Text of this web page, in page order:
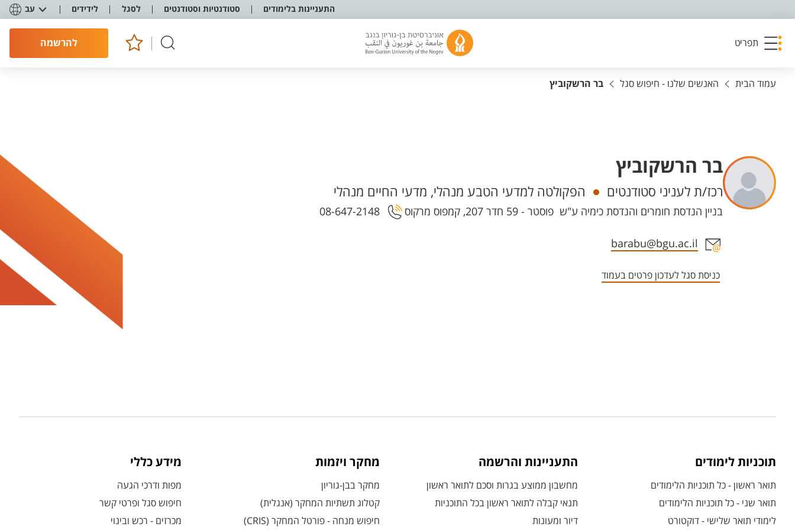
התעניינות בלימודים סטודנטיות וסטודנטים לסגל לידידים עב
תפריט להרשמה
עמוד הבית האנשים שלנו - חיפוש סגל בר הרשקוביץ
בר הרשקוביץ
יחידות
רכז/ת לעניני סטודנטים הפקולטה למדעי הטבע מנהלי, מדעי החיים מנהלי
בניין הנדסת חומרים והנדסת כימיה ע"ש פוסטר - 59 חדר 207, קמפוס מרקוס 08-647-2148
אזור צור קשר עם איש הסגל
barabu@bgu.ac.il
כניסת סגל לעדכון פרטים בעמוד
תוכניות לימודים
תואר ראשון - כל תוכניות הלימודים
תואר שני - כל תוכניות הלימודים
לימודי תואר שלישי - דוקטורט
התעניינות והרשמה
מחשבון ממוצע בגרות וסכם לתואר ראשון
תנאי קבלה לתואר ראשון בכל התוכניות
דיור ומעונות
מחקר ויזמות
מחקר בבן-גוריון
קטלוג תשתיות המחקר (אנגלית)
חיפוש מנחה - פורטל המחקר (CRIS)
מידע כללי
מפות ודרכי הגעה
חיפוש סגל ופרטי קשר
מכרזים - רכש ובינוי